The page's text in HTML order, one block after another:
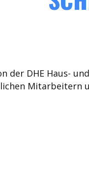
der DHE Haus-
Mitarbeitern